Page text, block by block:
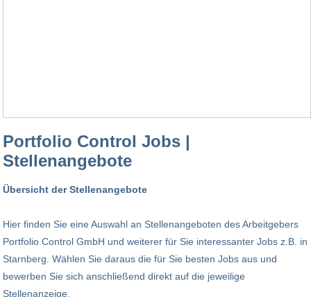
Portfolio Control Jobs |
Stellenangebote
Übersicht der Stellenangebote
Hier finden Sie eine Auswahl an Stellenangeboten des Arbeitgebers
Portfolio Control GmbH und weiterer für Sie interessanter Jobs z.B. in
Starnberg. Wählen Sie daraus die für Sie besten Jobs aus und
bewerben Sie sich anschließend direkt auf die jeweilige
Stellenanzeige.